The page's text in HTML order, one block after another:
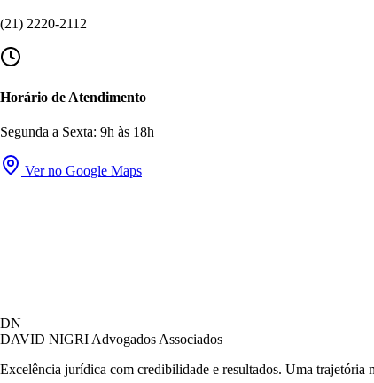
(21) 2220-2112
Horário de Atendimento
Segunda a Sexta: 9h às 18h
Ver no Google Maps
DN
DAVID NIGRI Advogados Associados
Excelência jurídica com credibilidade e resultados. Uma trajetória